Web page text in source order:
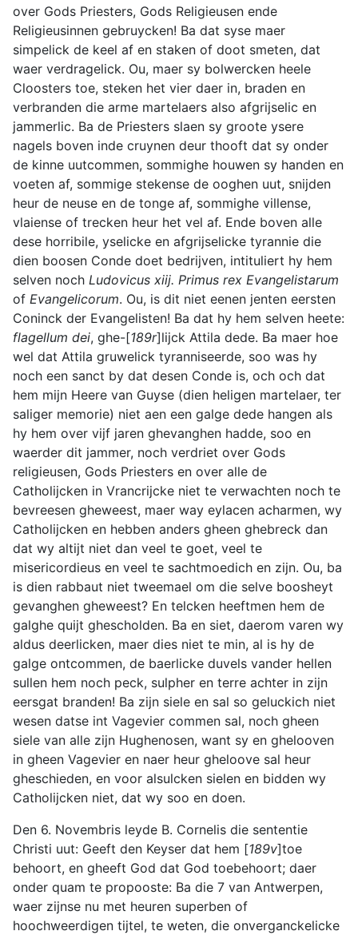
over Gods Priesters, Gods Religieusen ende
Religieusinnen gebruycken! Ba dat syse maer
simpelick de keel af en staken of doot smeten, dat
waer verdragelick. Ou, maer sy bolwercken heele
Cloosters toe, steken het vier daer in, braden en
verbranden die arme martelaers also afgrijselic en
jammerlic. Ba de Priesters slaen sy groote ysere
nagels boven inde cruynen deur thooft dat sy onder
de kinne uutcommen, sommighe houwen sy handen en
voeten af, sommige stekense de ooghen uut, snijden
heur de neuse en de tonge af, sommighe villense,
vlaiense of trecken heur het vel af. Ende boven alle
dese horribile, yselicke en afgrijselicke tyrannie die
dien boosen Conde doet bedrijven, intituliert hy hem
selven noch Ludovicus xiij. Primus rex Evangelistarum
of Evangelicorum. Ou, is dit niet eenen jenten eersten
Coninck der Evangelisten! Ba dat hy hem selven heete:
flagellum dei, ghe-[189r]lijck Attila dede. Ba maer hoe
wel dat Attila gruwelick tyranniseerde, soo was hy
noch een sanct by dat desen Conde is, och och dat
hem mijn Heere van Guyse (dien heligen martelaer, ter
saliger memorie) niet aen een galge dede hangen als
hy hem over vijf jaren ghevanghen hadde, soo en
waerder dit jammer, noch verdriet over Gods
religieusen, Gods Priesters en over alle de
Catholijcken in Vrancrijcke niet te verwachten noch te
bevreesen gheweest, maer way eylacen acharmen, wy
Catholijcken en hebben anders gheen ghebreck dan
dat wy altijt niet dan veel te goet, veel te
misericordieus en veel te sachtmoedich en zijn. Ou, ba
is dien rabbaut niet tweemael om die selve boosheyt
gevanghen gheweest? En telcken heeftmen hem de
galghe quijt ghescholden. Ba en siet, daerom varen wy
aldus deerlicken, maer dies niet te min, al is hy de
galge ontcommen, de baerlicke duvels vander hellen
sullen hem noch peck, sulpher en terre achter in zijn
eersgat branden! Ba zijn siele en sal so geluckich niet
wesen datse int Vagevier commen sal, noch gheen
siele van alle zijn Hughenosen, want sy en ghelooven
in gheen Vagevier en naer heur gheloove sal heur
gheschieden, en voor alsulcken sielen en bidden wy
Catholijcken niet, dat wy soo en doen.
Den 6. Novembris leyde B. Cornelis die sententie
Christi uut: Geeft den Keyser dat hem [189v]toe
behoort, en gheeft God dat God toebehoort; daer
onder quam te propooste: Ba die 7 van Antwerpen,
waer zijnse nu met heuren superben of
hoochweerdigen tijtel, te weten, die onverganckelicke